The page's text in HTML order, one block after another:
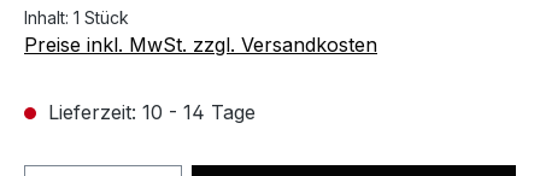
Inhalt: 1 Stück
Preise inkl. MwSt. zzgl. Versandkosten
Lieferzeit: 10 - 14 Tage